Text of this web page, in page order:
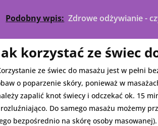
Podobny wpis: Zdrowe odżywianie -
korzystać ze świec
ze świec do masażu jest w pełni
o poparzenie skóry, ponieważ w
zapalić knot świecy i odczekać ok. 15
Do samego masażu możemy
bezpośrednio na skórę osoby